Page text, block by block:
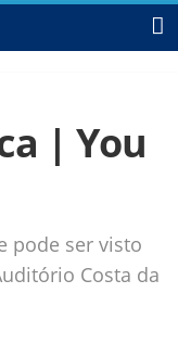
| You
pode ser visto
Costa da